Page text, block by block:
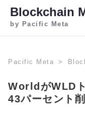
Blockchain
by Pacific Meta
Pacific Meta
WorldがWLD
43パーセント